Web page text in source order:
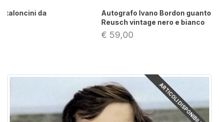
ARTICOLI DISPONIBILI
Autografo Ivano Bordon guanto da portiere
Reusch vintage nero e bianco